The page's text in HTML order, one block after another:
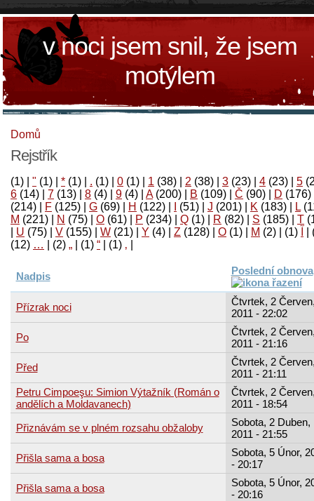
v noci jsem snil, že jsem
motýlem
Domů
Rejstřík
(1) " (1) * (1) . (1) 0 (1) 1 (38) 2 (38) 3 (23) 4 (23) 5
6 (14) 7 (13) 8 (4) 9 (4) A(200) B (109) Č (90) D (176)
(214)
F (125) G (69) H (122) (51) J (201) K (183) L
M (221) N (75) O (61) P (234) Q (1) R (82) S (185) T
U (75) V (155) W (21) Y (4) Z (128) Ο (1) М (2)
(1)
‚
(1)
“
(1)
„
(2)
…
(12)
Nadpis Poslední obnova
Přízrak noci
Čtvrtek, 2
2011 - 22:02
Po
Čtvrtek, 2
2011 - 21:16
Před
Čtvrtek, 2
2011 - 21:11
Petru Cimpoeşu: Simion Výtažník (Román o
andělích a Moldavanech)
Čtvrtek, 2
2011 - 18:54
Přiznávám se v plném rozsahu obžaloby
Sobota, 2 Duben,
2011 - 21:55
Přišla sama a bosa
Sobota, 5 Únor,
- 20:17
Přišla sama a bosa
Sobota, 5 Únor,
- 20:16